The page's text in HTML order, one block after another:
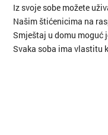
Iz svoje sobe možete
Našim štićenicima na
Smještaj u domu moguć
Svaka soba ima vlastitu